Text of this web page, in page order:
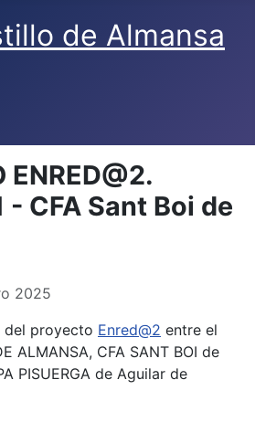
ENRED@2.
CFA Sant Boi de
2025
del proyecto Enred@2 entre el
ALMANSA, CFA SANT BOI de
PISUERGA de Aguilar de